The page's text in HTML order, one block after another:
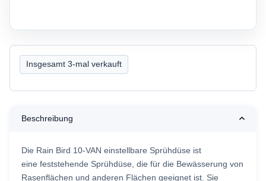
Insgesamt 3-mal verkauft
Beschreibung
Die Rain Bird 10-VAN einstellbare Sprühdüse ist
eine feststehende Sprühdüse, die für die Bewässerung von
Rasenflächen und anderen Flächen geeignet ist. Sie